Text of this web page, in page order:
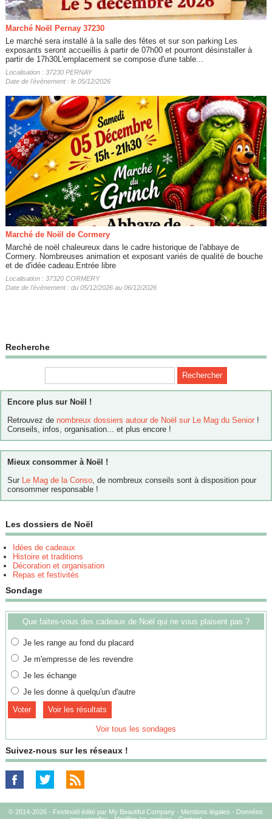
Marché Noël Pernay 37230
Le marché sera installé à la salle des fêtes et sur son parking Les
exposants seront accueillis à partir de 07h00 et pourront désinstaller à
partir de 17h30L'emplacement se compose d'une table...
Localisation : 37230 PERNAY
Date de l'évènement : le 05/12/2026
Marché de Noël de Cormery
Marché de noël chaleureux dans le cadre historique de l'abbaye de
Cormery. Nombreuses animation et exposant variés de qualité de bouche
et de d'idée cadeau.Entrée libre
Localisation : 37320 CORMERY
Date de l'évènement : du 05/12/2026 au 06/12/2026
Recherche
Encore plus sur Noël !
Retrouvez de nombreux dossiers autour de Noël sur Le Mag du Senior !
Conseils, infos, organisation... et plus encore !
Mieux consommer à Noël !
Sur
Le Mag de la Conso , de nombreux conseils sont à disposition pour
consommer responsable !
Les dossiers de Noël
Idées de cadeaux
Histoire et traditions
Décoration et organisation
Repas et festivités
Sondage
Que faites-vous des cadeaux de Noël qui ne vous plaisent pas ?
Je les range au fond du placard
Je m'empresse de les revendre
Je les échange
Je les donne à quelqu'un d'autre
Voir les résultats
Voir tous les sondages
Suivez-nous sur les réseaux !
© 2014-2026 - Festinoël édité par My Beautiful Company - Mentions légales - Données